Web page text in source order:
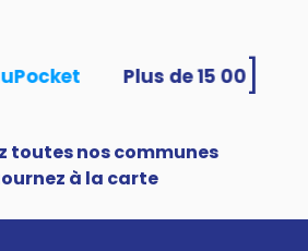
toutes nos communes
à la carte